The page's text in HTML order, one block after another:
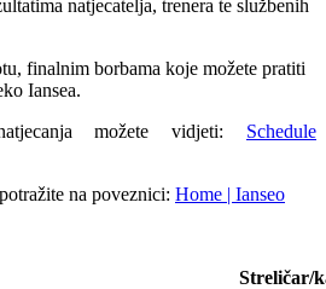
natjecatelja, trenera te službenih
finalnim borbama koje možete pratiti
Iansea.
možete vidjeti: Schedule
na poveznici: Home | Ianseo
Streličar/